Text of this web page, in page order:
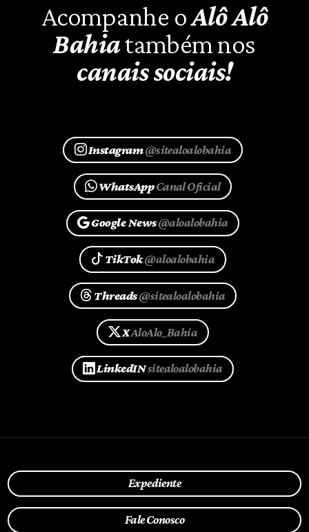
Acompanhe oAlô Alô
Bahiatambém nos
canais sociais!
Instagram@sitealoalobahia
WhatsAppCanal Oficial
Google News@aloalobahia
TikTok@aloalobahia
Threads@sitealoalobahia
XAloAlo_Bahia
LinkedINsitealoalobahia
Expediente
Fale Conosco